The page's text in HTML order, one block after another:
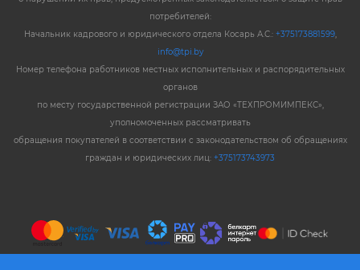
потребителей:
Начальник кадрового и юридического отдела Косарь А.С.: +375173881599,
info@tpi.by
Номер телефона работников местных исполнительных и распорядительных
органов
по месту государственной регистрации ЗАО «ТЕХПРОМИМПЕКС»,
уполномоченных рассматривать
обращения покупателей в соответствии с законодательством об обращениях
граждан и юридических лиц: +375173743973